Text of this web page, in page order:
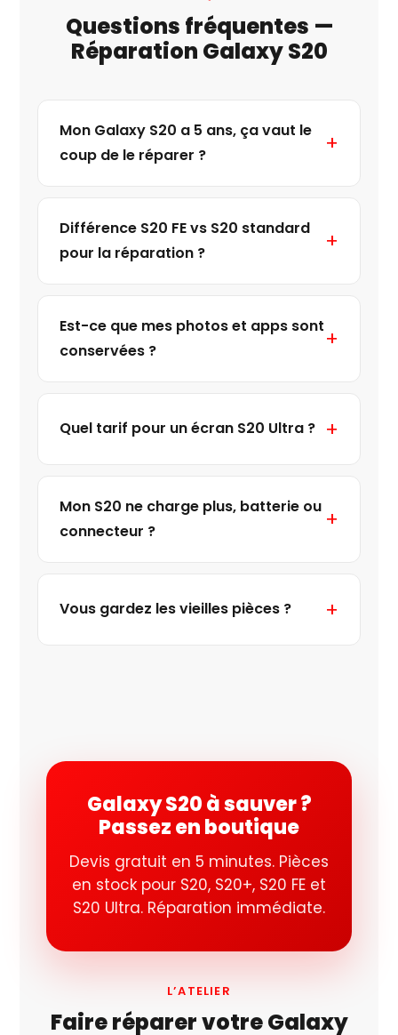
Questions fréquentes —
Réparation Galaxy S20
Mon Galaxy S20 a 5 ans, ça vaut le
coup de le réparer ?
Différence S20 FE vs S20 standard
pour la réparation ?
Est-ce que mes photos et apps sont
conservées ?
Quel tarif pour un écran S20 Ultra ?
Mon S20 ne charge plus, batterie ou
connecteur ?
Vous gardez les vieilles pièces ?
Galaxy S20 à sauver ?
Passez en boutique
Devis gratuit en 5 minutes. Pièces
en stock pour S20, S20+, S20 FE et
S20 Ultra. Réparation immédiate.
L’ATELIER
Faire réparer votre Galaxy